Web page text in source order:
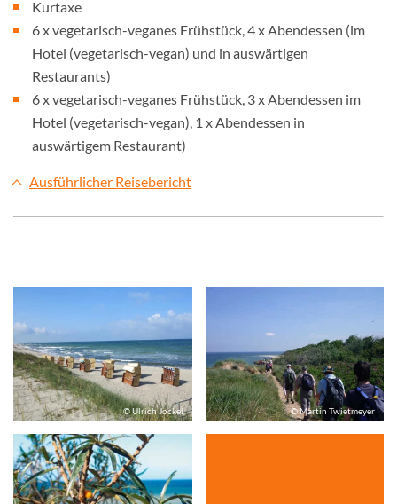
Kurtaxe
6 x vegetarisch-veganes Frühstück, 4 x Abendessen (im
Hotel (vegetarisch-vegan) und in auswärtigen
Restaurants)
6 x vegetarisch-veganes Frühstück, 3 x Abendessen im
Hotel (vegetarisch-vegan), 1 x Abendessen in
auswärtigem Restaurant)
Ausführlicher Reisebericht
© Ulrich Jockel © Martin Twietmeyer